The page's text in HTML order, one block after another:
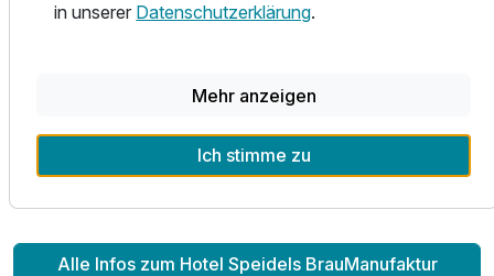
Zusatznächte
p.P. ab310,00 €
Warum weit weg, wenn das Gute so nah liegt?
Und genau das finden Sie bei uns – in Speidel’s
Alle Infos zum Hotel Speidels BrauManufaktur
in unserer Datenschutzerklärung.
Mehr anzeigen
Ich stimme zu